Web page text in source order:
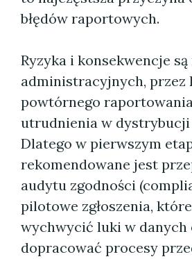
błędów raportowych.
Ryzyka i konsekwencje
administracyjnych, przez
powtórnego
utrudnienia w
Dlatego w pierwszym
rekomendowane jest
audytu zgodności
pilotowe zgłoszenia,
wychwycić luki w danych
dopracować procesy